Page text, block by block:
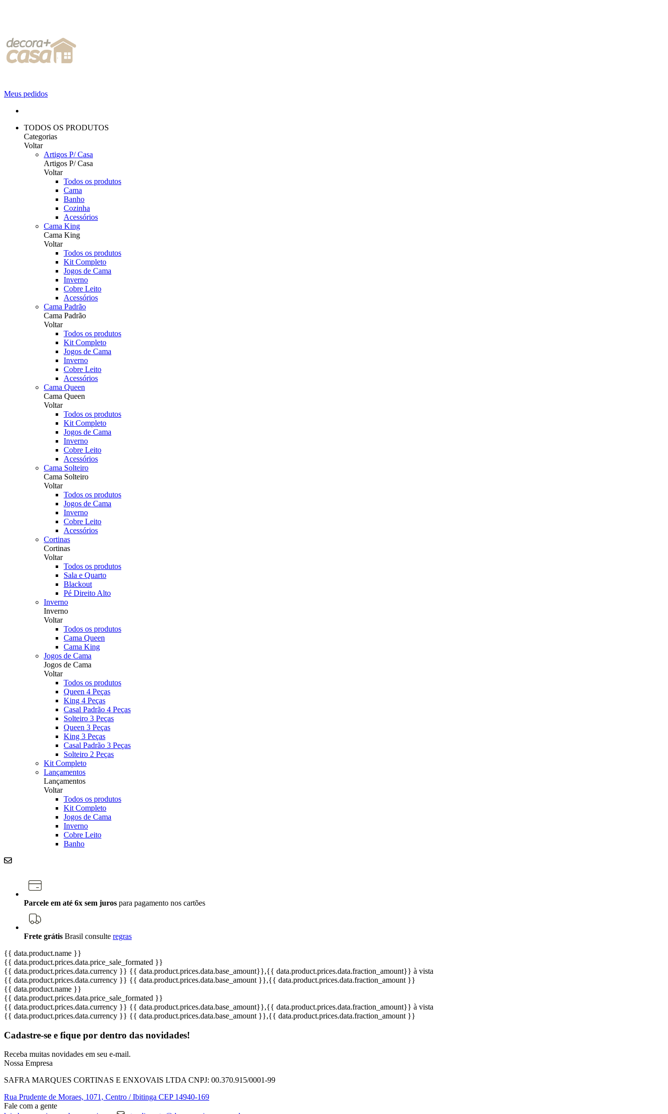
Meus pedidos
TODOS OS PRODUTOS
Categorias
Voltar
Artigos P/ Casa
Artigos P/ Casa
Voltar
Todos os produtos
Cama
Banho
Cozinha
Acessórios
Cama King
Cama King
Voltar
Todos os produtos
Kit Completo
Jogos de Cama
Inverno
Cobre Leito
Acessórios
Cama Padrão
Cama Padrão
Voltar
Todos os produtos
Kit Completo
Jogos de Cama
Inverno
Cobre Leito
Acessórios
Cama Queen
Cama Queen
Voltar
Todos os produtos
Kit Completo
Jogos de Cama
Inverno
Cobre Leito
Acessórios
Cama Solteiro
Cama Solteiro
Voltar
Todos os produtos
Jogos de Cama
Inverno
Cobre Leito
Acessórios
Cortinas
Cortinas
Voltar
Todos os produtos
Sala e Quarto
Blackout
Pé Direito Alto
Inverno
Inverno
Voltar
Todos os produtos
Cama Queen
Cama King
Jogos de Cama
Jogos de Cama
Voltar
Todos os produtos
Queen 4 Peças
King 4 Peças
Casal Padrão 4 Peças
Solteiro 3 Peças
Queen 3 Peças
King 3 Peças
Casal Padrão 3 Peças
Solteiro 2 Peças
Kit Completo
Lançamentos
Lançamentos
Voltar
Todos os produtos
Kit Completo
Jogos de Cama
Inverno
Cobre Leito
Banho
Parcele em até 6x sem juros para pagamento nos cartões
Frete grátis Brasil consulte regras
{{ data.product.name }}
{{ data.product.prices.data.price_sale_formated }}
{{ data.product.prices.data.currency }} {{ data.product.prices.data.base_amount}},{{ data.product.prices.data.fraction_amount}} à vista
{{ data.product.prices.data.currency }} {{ data.product.prices.data.base_amount }},{{ data.product.prices.data.fraction_amount }}
{{ data.product.name }}
{{ data.product.prices.data.price_sale_formated }}
{{ data.product.prices.data.currency }} {{ data.product.prices.data.base_amount}},{{ data.product.prices.data.fraction_amount}} à vista
{{ data.product.prices.data.currency }} {{ data.product.prices.data.base_amount }},{{ data.product.prices.data.fraction_amount }}
Cadastre-se e fique por dentro das novidades!
Receba muitas novidades em seu e-mail.
Nossa Empresa
SAFRA MARQUES CORTINAS E ENXOVAIS LTDA CNPJ: 00.370.915/0001-99
Rua Prudente de Moraes, 1071, Centro / Ibitinga CEP 14940-169
Fale com a gente